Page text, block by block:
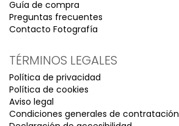
Guía de compra
Preguntas frecuentes
Contacto Fotografía
TÉRMINOS LEGALES
Política de privacidad
Política de cookies
Aviso legal
Condiciones generales de contratación